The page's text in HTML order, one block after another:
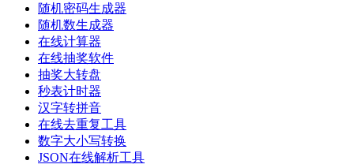
随机密码生成器
随机数生成器
在线计算器
在线抽奖软件
抽奖大转盘
秒表计时器
汉字转拼音
在线去重复工具
数字大小写转换
JSON在线解析工具